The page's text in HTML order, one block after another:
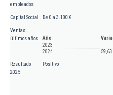
empleados
Capital Social De 0 a 3.100 €
Ventas
últimos años
Año
2023
2024
59,63
Resultado
2025
Positivo